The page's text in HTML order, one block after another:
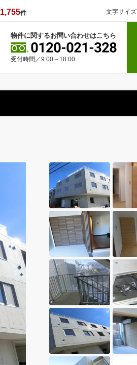
1,755件 文字サイズ
物件に関するお問い合わせはこちら
受付時間／9:00～18:00